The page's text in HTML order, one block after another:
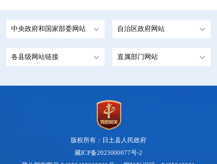
中央政府和国家部委网站 自治区政府网站
各县级网站链接 直属部门网站
版权所有：日土县人民政府
藏ICP备2023000077号-2